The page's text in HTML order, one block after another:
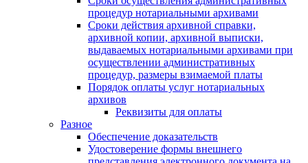
процедур нотариальными архивами
Сроки действия архивной справки,
архивной копии, архивной выписки,
выдаваемых нотариальными архивами при
осуществлении административных
процедур, размеры взимаемой платы
Порядок оплаты услуг нотариальных
архивов
Реквизиты для оплаты
Разное
Обеспечение доказательств
Удостоверение формы внешнего